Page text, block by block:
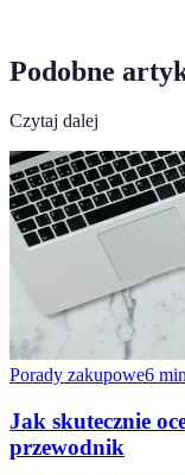
Podobne
Czytaj dalej
Porady zakupowe6
Jak skutecznie
przewodnik